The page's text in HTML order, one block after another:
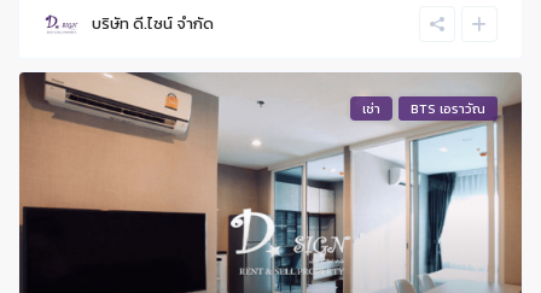
บริษัท ดี.ไซน์ จํากัด
เช่า BTS เอราวัณ